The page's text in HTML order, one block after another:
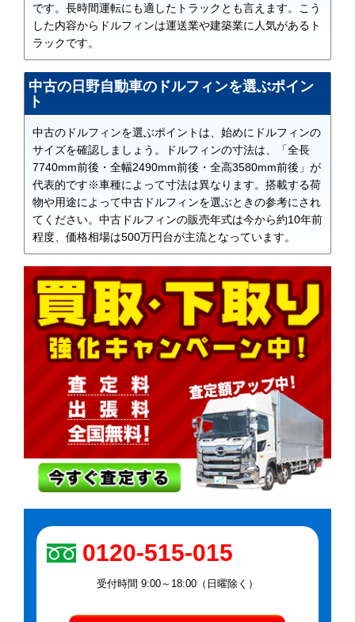
です。長時間運転にも適したトラックとも言えます。こう
した内容からドルフィンは運送業や建築業に人気があるト
ラックです。
中古の日野自動車のドルフィンを選ぶポイン
ト
中古のドルフィンを選ぶポイントは、始めにドルフィンの
サイズを確認しましょう。ドルフィンの寸法は、「全長
7740mm前後・全幅2490mm前後・全高3580mm前後」が
代表的です※車種によって寸法は異なります。搭載する荷
物や用途によって中古ドルフィンを選ぶときの参考にされ
てください。中古ドルフィンの販売年式は今から約10年前
程度、価格相場は500万円台が主流となっています。
0120-515-015
受付時間 9:00～18:00（日曜除く）